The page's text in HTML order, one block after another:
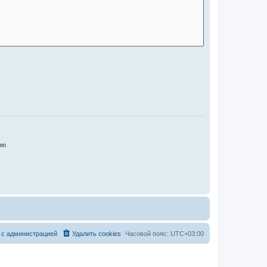
Часовой пояс: UTC+03:00
Удалить cookies
администрацией